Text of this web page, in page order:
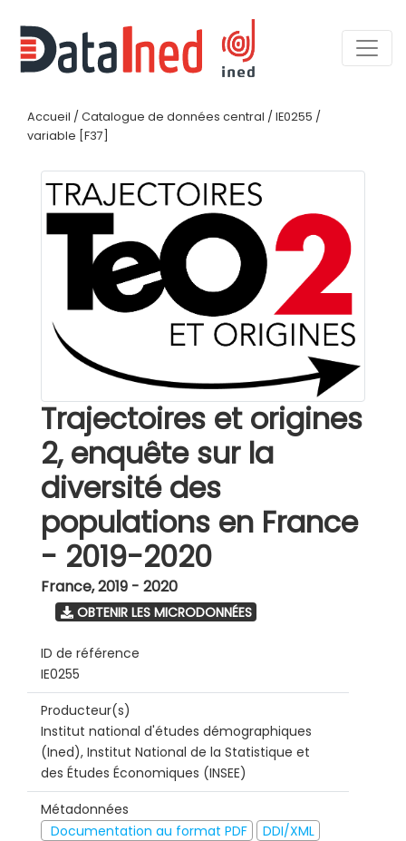
Accueil / Catalogue de données central / IE0255 /
variable [F37]
Trajectoires et origines
2, enquête sur la
diversité des
populations en France
- 2019-2020
France,2019 - 2020
OBTENIR LES MICRODONNÉES
ID de référence
IE0255
Producteur(s)
Institut national d'études démographiques
(Ined), Institut National de la Statistique et
des Études Économiques (INSEE)
Métadonnées
Documentation au format PDF
DDI/XML